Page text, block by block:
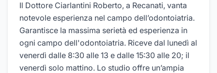
Il Dottore Ciarlantini Roberto, a Recanati, vanta
notevole esperienza nel campo dell’odontoiatria.
Garantisce la massima serietà ed esperienza in
ogni campo dell'odontoiatria. Riceve dal lunedì al
venerdì dalle 8:30 alle 13 e dalle 15:30 alle 20; il
venerdì solo mattino. Lo studio offre un’ampia